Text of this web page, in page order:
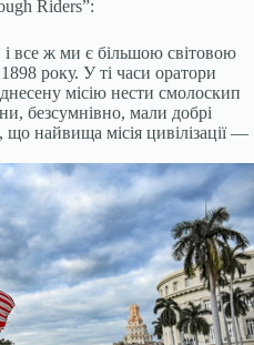
Riders”:
і все ж ми є більшою світовою
року. У ті часи оратори
місію нести смолоскип
безсумнівно, мали добрі
найвища місія цивілізації —